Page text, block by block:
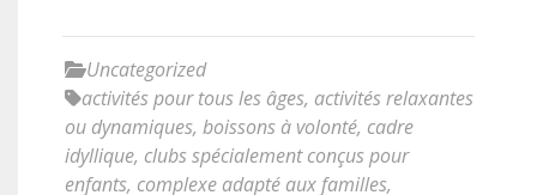
Uncategorized
activités pour tous les âges, activités relaxantes
ou dynamiques, boissons à volonté, cadre
idyllique, clubs spécialement conçus pour
enfants, complexe adapté aux familles,